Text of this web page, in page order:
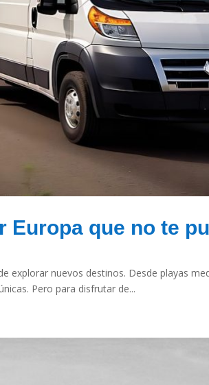
que no te
explorar nuevos destinos. Desde playas
Pero para disfrutar de...